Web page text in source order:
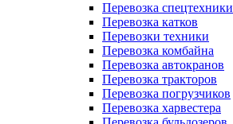
Перевозка спецтехники
Перевозка катков
Перевозки техники
Перевозка комбайна
Перевозка автокранов
Перевозка тракторов
Перевозка погрузчиков
Перевозка харвестера